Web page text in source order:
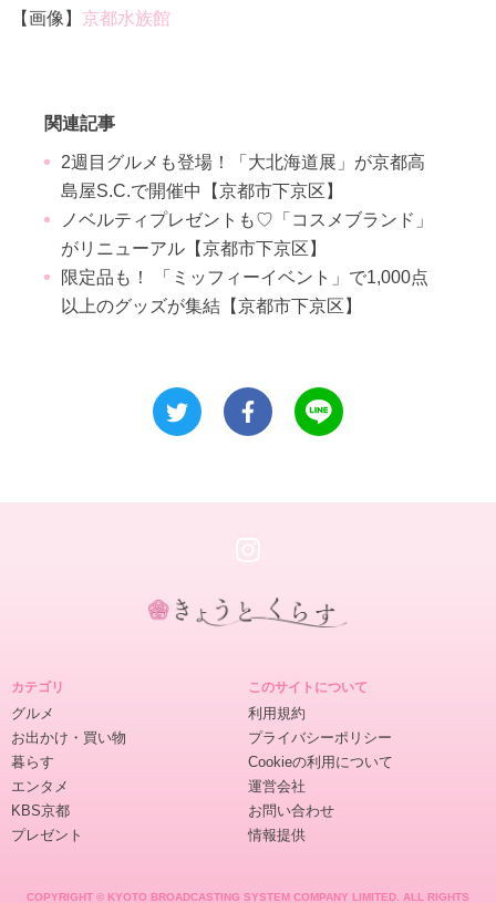
【画像】 京都水族館
関連記事
2週目グルメも登場！「大北海道展」が京都高
島屋S.C.で開催中【京都市下京区】
ノベルティプレゼントも♡「コスメブランド」
がリニューアル【京都市下京区】
限定品も！ 「ミッフィーイベント」で1,000点
以上のグッズが集結【京都市下京区】
カテゴリ
グルメ
お出かけ・買い物
暮らす
エンタメ
KBS京都
プレゼント
このサイトについて
利用規約
プライバシーポリシー
Cookieの利用について
運営会社
お問い合わせ
情報提供
COPYRIGHT © KYOTO BROADCASTING SYSTEM COMPANY LIMITED. ALL RIGHTS